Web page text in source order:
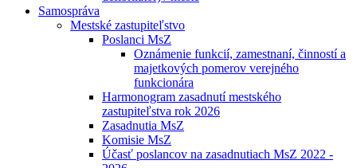
Samospráva
Mestské zastupiteľstvo
Poslanci MsZ
Oznámenie funkcií, zamestnaní, činností a
majetkových pomerov verejného
funkcionára
Harmonogram zasadnutí mestského
zastupiteľstva rok 2026
Zasadnutia MsZ
Komisie MsZ
Účasť poslancov na zasadnutiach MsZ 2022 -